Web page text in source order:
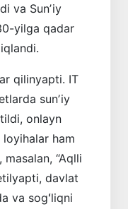
va Sunʼiy
yilga qadar
qilin­yapti. IT
sunʼiy
onlayn
loyihalar ham
“Aqlli
davlat
va sogʻliqni